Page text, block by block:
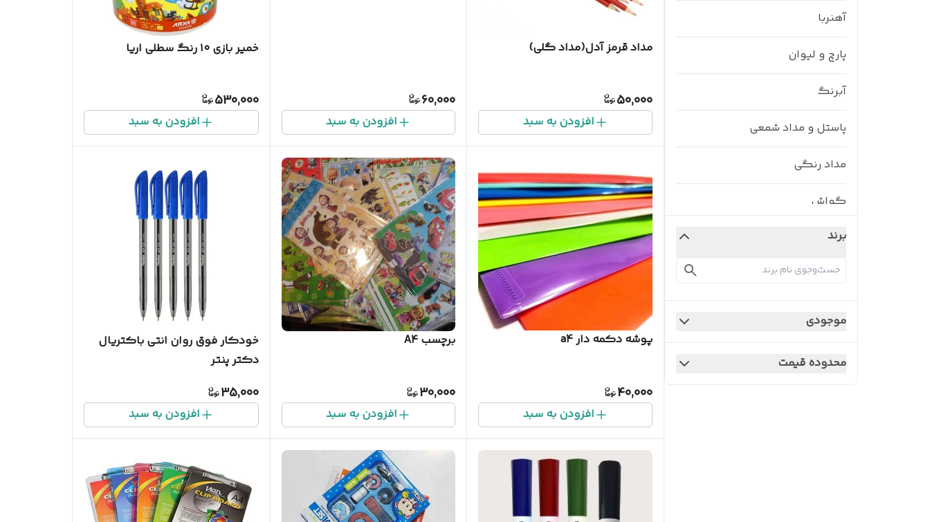
آهنربا
پارچ و لیوان
آبرنگ
پاستل و مداد شمعی
مداد رنگی
گواش
سایر لوازم التحریر
رنگ انگشتی
برند
موجودی
محدوده قیمت
مداد قرمز آدل(مداد گلی)
50,000
افزودن به سبد
60,000
افزودن به سبد
خمیر بازی ۱۰ رنگ سطلی اریا
530,000
افزودن به سبد
پوشه دکمه دار a4
40,000
افزودن به سبد
برچسب A4
30,000
افزودن به سبد
خودکار فوق روان انتی باکتریال
دکتر پنتر
35,000
افزودن به سبد